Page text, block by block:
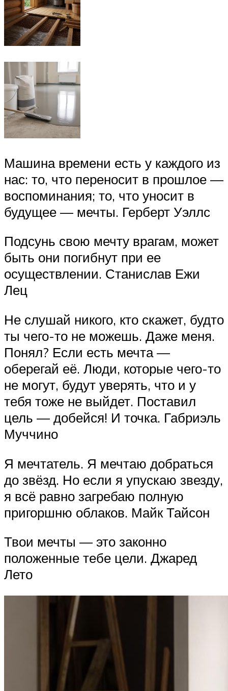
Машина времени есть у каждого из
нас: то, что переносит в прошлое —
воспоминания; то, что уносит в
будущее — мечты. Герберт Уэллс
Подсунь свою мечту врагам, может
быть они погибнут при ее
осуществлении. Станислав Ежи
Лец
Не слушай никого, кто скажет, будто
ты чего-то не можешь. Даже меня.
Понял? Если есть мечта —
оберегай её. Люди, которые чего-то
не могут, будут уверять, что и у
тебя тоже не выйдет. Поставил
цель — добейся! И точка. Габриэль
Муччино
Я мечтатель. Я мечтаю добраться
до звёзд. Но если я упускаю звезду,
я всё равно загребаю полную
пригоршню облаков. Майк Тайсон
Твои мечты — это законно
положенные тебе цели. Джаред
Лето